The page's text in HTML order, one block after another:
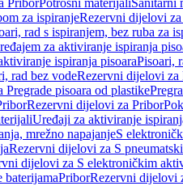
PriborPotrošni materijaliSanitarni
za ispiranjeRezervni dijelovi za
rad s ispiranjem, bez ruba za
za aktiviranje ispiranja
ispiranja pisoaraPisoari,
rad bez vodeRezervni dijelovi za
pisoara od plastike
Rezervni dijelovi za Pribor
Uređaji za aktiviranje
mrežno napajanjeS
Rezervni dijelovi za S
dijelovi za S elektroničkim
PriborRezervni dijelovi